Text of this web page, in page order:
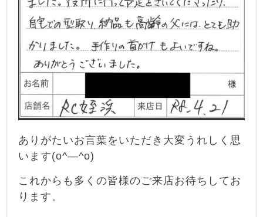
ありがたいお言葉をいただき大変うれしく思
います(o^―^o)
これからも多くの皆様のご来店お待ちしてお
ります。